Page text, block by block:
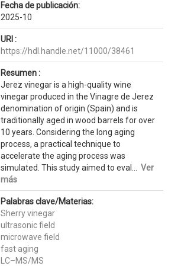
Fecha de publicación:
2025-10
URI :
https://hdl.handle.net/11000/38461
Resumen :
Jerez vinegar is a high-quality wine
vinegar produced in the Vinagre de Jerez
denomination of origin (Spain) and is
traditionally aged in wood barrels for over
10 years. Considering the long aging
process, a practical technique to
accelerate the aging process was
simulated. This study aimed to eval... Ver
más
Palabras clave/Materias:
Sherry vinegar
ultrasonic field
microwave field
fast aging
LC–MS/MS